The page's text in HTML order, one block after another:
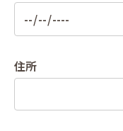
住所